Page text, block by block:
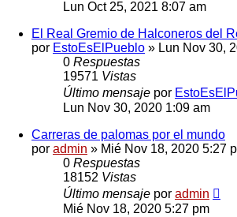
Lun Oct 25, 2021 8:07 am
El Real Gremio de Halconeros del
por EstoEsElPueblo » Lun Nov 30,
0 Respuestas
19571 Vistas
Último mensaje por
Lun Nov 30, 2020 1:09 am
Carreras de palomas por el mundo
por admin » Mié Nov 18, 2020 5:27
0 Respuestas
18152 Vistas
Último mensaje por admin
Mié Nov 18, 2020 5:27 pm